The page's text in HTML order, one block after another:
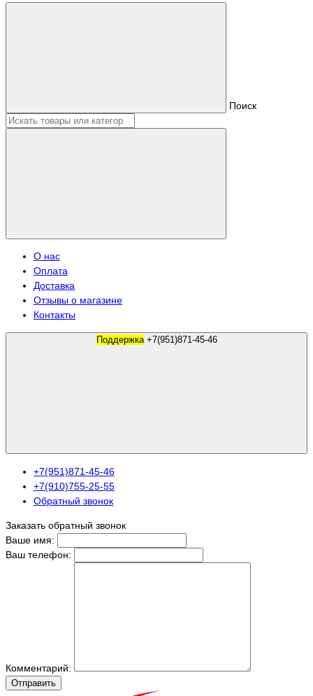
Поиск
О нас
Оплата
Доставка
Отзывы о магазине
Контакты
Поддержка +7(951)871-45-46
+7(951)871-45-46
+7(910)755-25-55
Обратный звонок
Заказать обратный звонок
Ваше имя:
Ваш телефон:
Комментарий:
Отправить